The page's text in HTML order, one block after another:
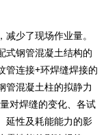
少了现场作业量。
式钢管混凝土结构的
管连接+环焊缝焊接的
管混凝土柱的拟静力
对焊缝的变化、各试
延性及耗能能力的影